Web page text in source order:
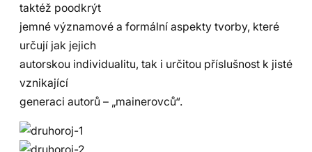
taktéž poodkrýt
jemné významové a formální aspekty tvorby, které
určují jak jejich
autorskou individualitu, tak i určitou příslušnost k jisté
vznikající
generaci autorů – „mainerovců“.